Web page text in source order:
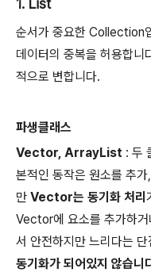
1. List
순서가 중요한 Collection
데이터의 중복을 허용합니
적으로 변합니다.
파생클래스
Vector, ArrayList : 두
본적인 동작은 원소를 추
만 Vector는 동기화 처리
Vector에 요소를 추가하거
서 안전하지만 느리다는
동기화가 되어있지 않습니